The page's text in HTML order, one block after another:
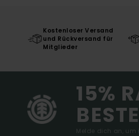
Kostenloser Versand
und Rückversand für
Mitglieder
15%
Melde dich an, um